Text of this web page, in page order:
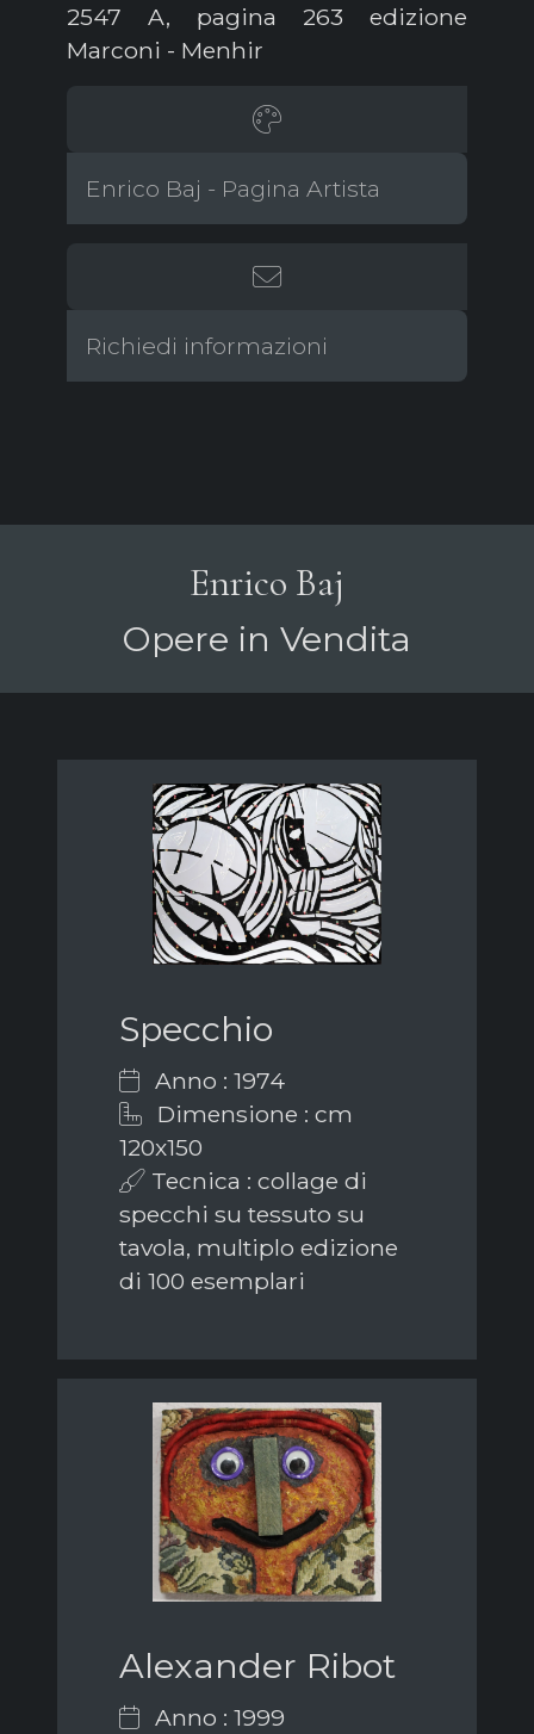
2547 A, pagina 263 edizione
Marconi - Menhir
Enrico Baj - Pagina Artista
Richiedi informazioni
Enrico Baj
Opere in Vendita
Specchio
Anno : 1974
Dimensione : cm
120x150
Tecnica : collage di
specchi su tessuto su
tavola, multiplo edizione
di 100 esemplari
Alexander Ribot
Anno : 1999